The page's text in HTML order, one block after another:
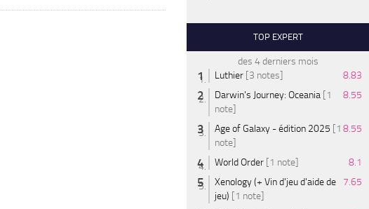
TOP EXPERT
des 4 derniers mois
Luthier [3 notes]
8.83
Darwin's Journey: Oceania [1
note]
8.55
Age of Galaxy - édition 2025 [1
note]
8.55
World Order [1 note]
8.1
Xenology (+ Vin d'jeu d'aide de
jeu) [1 note]
7.65